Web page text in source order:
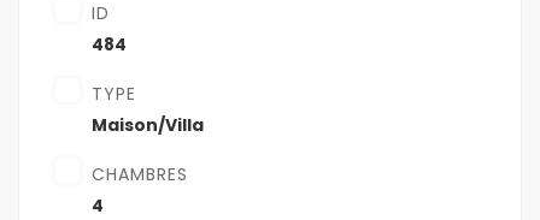
ID
484
TYPE
Maison/Villa
CHAMBRES
4